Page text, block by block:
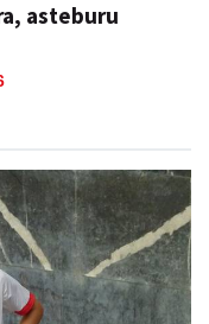
asteburu